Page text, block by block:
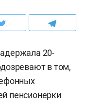
20-
в том,
пенсионерки